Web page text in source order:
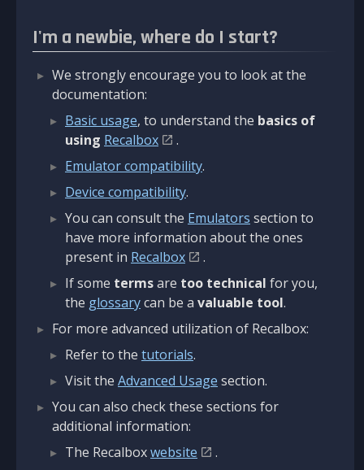
I'm a newbie, where do I start?
We strongly encourage you to look at the
documentation:
Basic usage, to understand the basics of
using Recalbox
.
Emulator compatibility.
Device compatibility.
You can consult the Emulators section to
have more information about the ones
present in Recalbox
.
If some termsare too technical for you,
the glossarycan be a valuable tool.
For more advanced utilization of Recalbox:
Refer to the tutorials.
Visit the Advanced Usage section.
You can also check these sections for
additional information:
The Recalboxwebsite
.